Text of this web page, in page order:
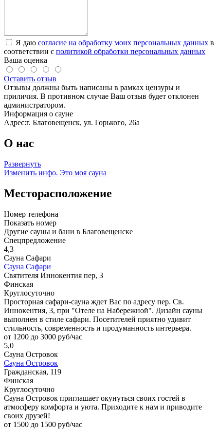
Я даю согласие на обработку моих персональных данных в
соответствии с политикой обработки персональных данных
Ваша оценка
Оставить отзыв
Отзывы должны быть написаны в рамках цензуры и
приличия. В противном случае Ваш отзыв будет отклонен
администратором.
Информация о сауне
Адрес:г. Благовещенск, ул. Горького, 26а
О нас
Развернуть
Изменить инфо. Это моя сауна
Месторасположение
Номер телефона
Показать номер
Другие сауны и бани в Благовещенске
Спецпредложение
4,3
Сауна Сафари
Сауна Сафари
Святителя Иннокентия пер, 3
Финская
Круглосуточно
Просторная сафари-сауна ждет Вас по адресу пер. Св.
Иннокентия, 3, при "Отеле на Набережной". Дизайн сауны
выполнен в стиле сафари. Посетителей приятно удивит
стильность, современность и продуманность интерьера.
от 1200 до 3000 руб/час
5,0
Сауна Островок
Сауна Островок
Гражданская, 119
Финская
Круглосуточно
Сауна Островок приглашает окунуться своих гостей в
атмосферу комфорта и уюта. Приходите к нам и приводите
своих друзей!
от 1500 до 1500 руб/час